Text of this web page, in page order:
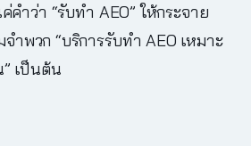
คำว่า “รับทำ AEO” ให้กระจาย
ำพวก “บริการรับทำ AEO เหมาะ
เป็นต้น